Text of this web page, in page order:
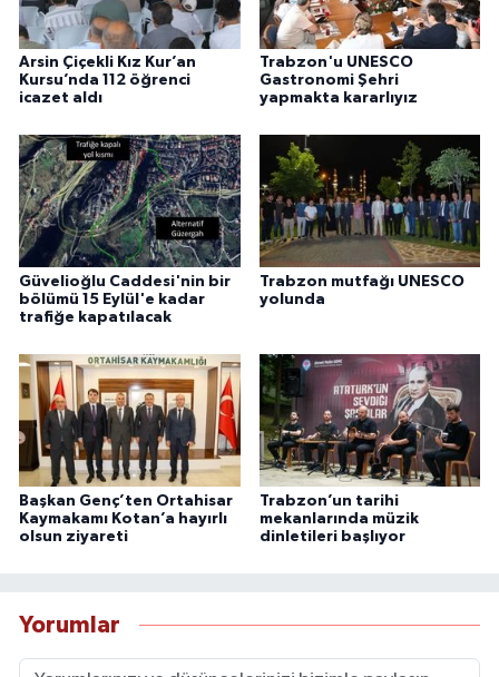
Arsin Çiçekli Kız Kur’an
Kursu’nda 112 öğrenci
icazet aldı
Trabzon'u UNESCO
Gastronomi Şehri
yapmakta kararlıyız
Güvelioğlu Caddesi'nin bir
bölümü 15 Eylül'e kadar
trafiğe kapatılacak
Trabzon mutfağı UNESCO
yolunda
Başkan Genç’ten Ortahisar
Kaymakamı Kotan’a hayırlı
olsun ziyareti
Trabzon’un tarihi
mekanlarında müzik
dinletileri başlıyor
Yorumlar